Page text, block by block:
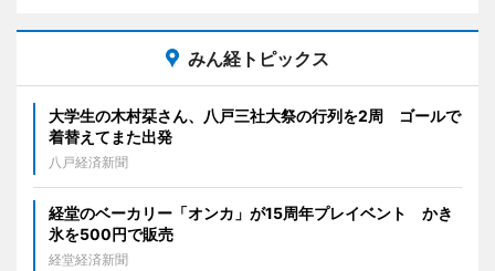
みん経トピックス
大学生の木村栞さん、八戸三社大祭の行列を2周 ゴールで
着替えてまた出発
八戸経済新聞
経堂のベーカリー「オンカ」が15周年プレイベント かき
氷を500円で販売
経堂経済新聞